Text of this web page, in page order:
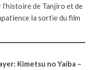
de Tanjiro et de
la sortie du film
Kimetsu no Yaiba –